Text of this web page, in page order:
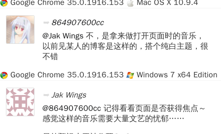
Google Chrome 35.0.1916.153 Mac OS X 10.9.4
864907600cc
@Jak Wings 不，是拿来做打开页面时的音乐，
以前见某人的博客是这样的，搭个纯白主题，很
不错
Google Chrome 35.0.1916.153
Windows 7 x64 Edition
Jak Wings
@864907600cc 记得看看页面是否获得焦点～
感觉这样的音乐需要大量文艺的忧郁……